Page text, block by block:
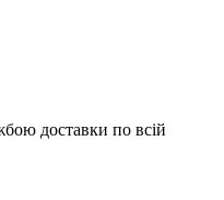
доставки по всій